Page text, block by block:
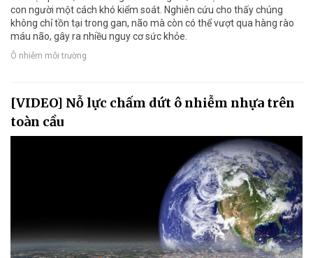
con người một cách khó kiểm soát. Nghiên cứu cho thấy chúng
không chỉ tồn tại trong gan, não mà còn có thể vượt qua hàng rào
máu não, gây ra nhiều nguy cơ sức khỏe.
Ô nhiễm môi trường
[VIDEO] Nỗ lực chấm dứt ô nhiễm nhựa trên
toàn cầu